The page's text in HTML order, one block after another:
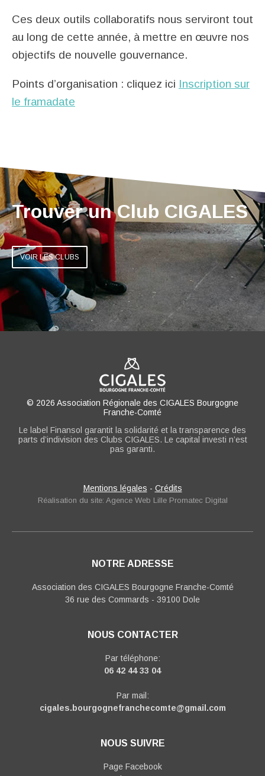
Ces deux outils collaboratifs nous serviront tout
au long de cette année, à mettre en œuvre nos
objectifs de nouvelle gouvernance.
Points d’organisation : cliquez ici Inscription sur
le framadate
Trouver un Club CIGALES
VOIR LES CLUBS
© 2026 Association Régionale des CIGALES Bourgogne
Franche-Comté
Le label Finansol garantit la solidarité et la transparence des
parts d’indivision des Clubs CIGALES. Le capital investi n’est
pas garanti.
Mentions légales - Crédits
Réalisation du site: Agence Web Lille Promatec Digital
NOTRE ADRESSE
Association des CIGALES Bourgogne Franche-Comté
36 rue des Commards - 39100 Dole
NOUS CONTACTER
Par téléphone:
06 42 44 33 04
Par mail:
cigales.bourgognefranchecomte@gmail.com
NOUS SUIVRE
Page Facebook